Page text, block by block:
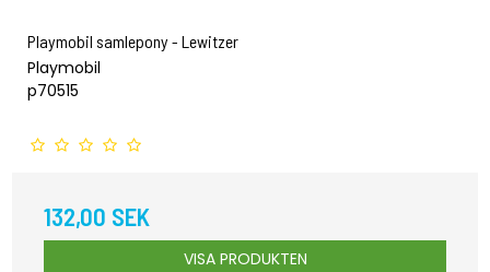
Playmobil samlepony - Lewitzer
Playmobil
p70515
132,00 SEK
VISA PRODUKTEN